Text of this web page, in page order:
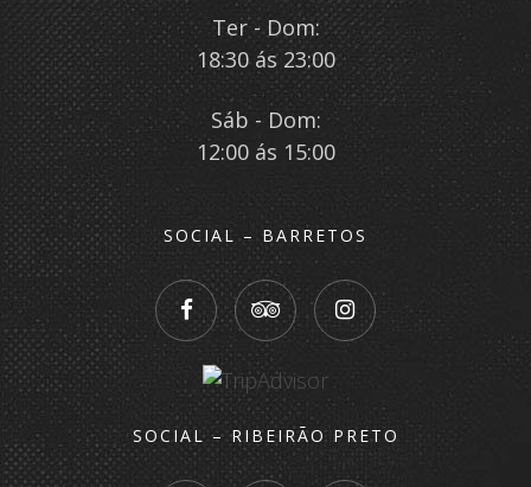
Ter - Dom:
18:30 ás 23:00
Sáb - Dom:
12:00 ás 15:00
SOCIAL – BARRETOS
SOCIAL – RIBEIRÃO PRETO